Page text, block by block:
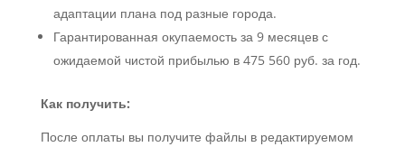
адаптации плана под разные города.
Гарантированная окупаемость за 9 месяцев с
ожидаемой чистой прибылью в 475 560 руб. за год.
Как получить:
После оплаты вы получите файлы в редактируемом